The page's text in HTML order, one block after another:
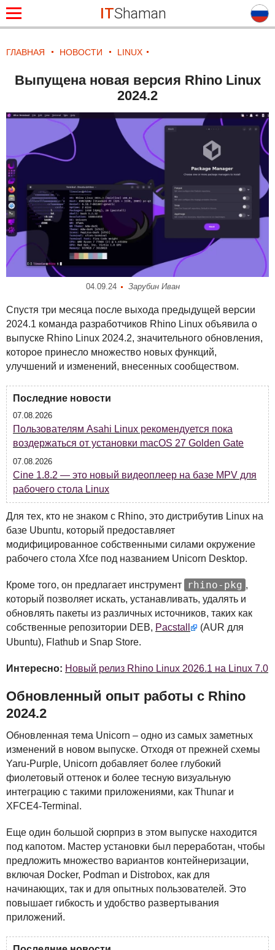
ITShaman
ГЛАВНАЯ НОВОСТИ LINUX
Выпущена новая версия Rhino Linux
2024.2
04.09.24 Зарубин Иван
Спустя три месяца после выхода предыдущей версии
2024.1 команда разработчиков Rhino Linux объявила о
выпуске Rhino Linux 2024.2, значительного обновления,
которое принесло множество новых функций,
улучшений и изменений, внесенных сообществом.
Последние новости
07.08.2026
Пользователям Asahi Linux рекомендуется пока
воздержаться от установки macOS 27 Golden Gate
07.08.2026
Cine 1.8.2 — это новый видеоплеер на базе MPV для
рабочего стола Linux
Для тех, кто не знаком с Rhino, это дистрибутив Linux на
базе Ubuntu, который предоставляет
модифицированное собственными силами окружение
рабочего стола Xfce под названием Unicorn Desktop.
Кроме того, он предлагает инструмент rhino-pkg ,
который позволяет искать, устанавливать, удалять и
обновлять пакеты из различных источников, таких как
собственные репозитории DEB, Pacstall (AUR для
Ubuntu), Flathub и Snap Store.
Интересно: Новый релиз Rhino Linux 2026.1 на Linux 7.0
Обновленный опыт работы с Rhino
2024.2
Обновленная тема Unicorn – одно из самых заметных
изменений в новом выпуске. Отходя от прежней схемы
Yaru-Purple, Unicorn добавляет более глубокий
фиолетовый оттенок и более тесную визуальную
интеграцию с такими приложениями, как Thunar и
XFCE4-Terminal.
Еще один большой сюрприз в этом выпуске находится
под капотом. Мастер установки был переработан, чтобы
предложить множество вариантов контейнеризации,
включая Docker, Podman и Distrobox, как для
начинающих, так и для опытных пользователей. Это
повышает гибкость и удобство развертывания
приложений.